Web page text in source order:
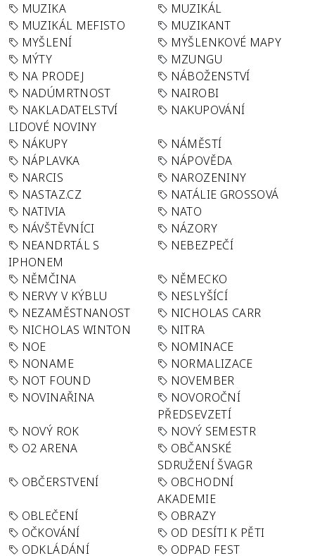
MUZIKA
MUZIKÁL
MUZIKÁL MEFISTO
MUZIKANT
MYŠLENÍ
MYŠLENKOVÉ MAPY
MÝTY
MZUNGU
NA PRODEJ
NÁBOŽENSTVÍ
NADÚMRTNOST
NAIROBI
NAKLADATELSTVÍ
LIDOVÉ NOVINY
NAKUPOVÁNÍ
NÁKUPY
NÁMĚSTÍ
NÁPLAVKA
NÁPOVĚDA
NARCIS
NAROZENINY
NASTAZ.CZ
NATÁLIE GROSSOVÁ
NATIVIA
NATO
NÁVŠTĚVNÍCI
NÁZORY
NEANDRTÁL S
IPHONEM
NEBEZPEČÍ
NĚMČINA
NĚMECKO
NERVY V KÝBLU
NESLYŠÍCÍ
NEZAMĚSTNANOST
NICHOLAS CARR
NICHOLAS WINTON
NITRA
NOE
NOMINACE
NONAME
NORMALIZACE
NOT FOUND
NOVEMBER
NOVINAŘINA
NOVOROČNÍ
PŘEDSEVZETÍ
NOVÝ ROK
NOVÝ SEMESTR
O2 ARENA
OBČANSKÉ
SDRUŽENÍ ŠVAGR
OBČERSTVENÍ
OBCHODNÍ
AKADEMIE
OBLEČENÍ
OBRAZY
OČKOVÁNÍ
OD DESÍTI K PĚTI
ODKLÁDÁNÍ
ODPAD FEST